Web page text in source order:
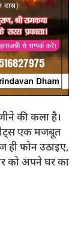
की कला है।
एक मजबूत
ही फोन उठाइए,
को अपने घर का